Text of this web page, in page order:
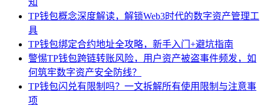
TP钱包概念深度解读，解锁Web3时代的数字资产管理工
具
TP钱包绑定合约地址全攻略，新手入门+避坑指南
警惕TP钱包跨链转账风险，用户资产被盗事件频发，如
何筑牢数字资产安全防线？
TP钱包闪兑有限制吗？一文拆解所有使用限制与注意事
项